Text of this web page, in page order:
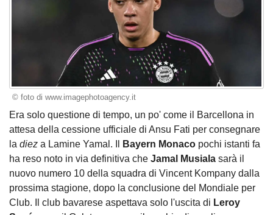
© foto di www.imagephotoagency.it
Era solo questione di tempo, un po' come il Barcellona in
attesa della cessione ufficiale di Ansu Fati per consegnare
la diez a Lamine Yamal. Il Bayern Monaco pochi istanti fa
ha reso noto in via definitiva che Jamal Musiala sarà il
nuovo numero 10 della squadra di Vincent Kompany dalla
prossima stagione, dopo la conclusione del Mondiale per
Club. Il club bavarese aspettava solo l'uscita di Leroy